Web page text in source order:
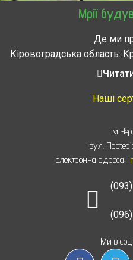
Мрії
Де ми
Кіровоградська область:
Знам’янка, Долинська,
Звенигородка,
Монастырище, Смела,
Черкассы,
Наші
м
вул.
електронна адреса:
Ми в